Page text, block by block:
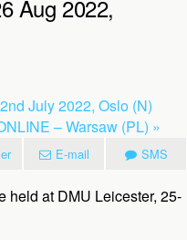
Aug 2022,
July 2022, Oslo (N)
– Warsaw (PL) »
E-mail SMS
held at DMU Leicester, 25-